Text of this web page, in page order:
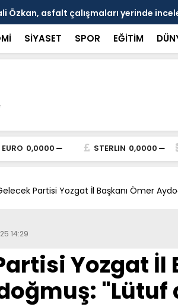
Özkan, asfalt çalışmaları yerinde
SİYASET SPOR EĞİTİM
EURO 0,0000 STERLIN 0,0000
Partisi Yozgat İl Başkanı Ömer
14:29
Yozgat İl
"Lütuf